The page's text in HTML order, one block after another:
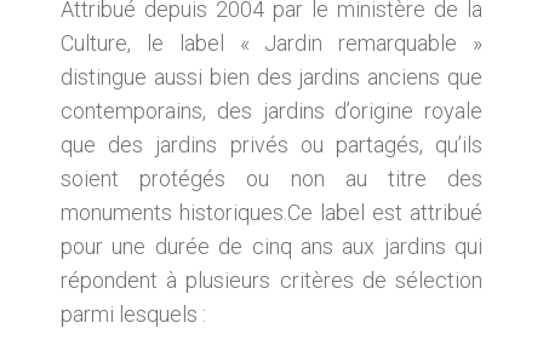
Attribué depuis 2004 par le ministère de la
Culture, le label « Jardin remarquable »
distingue aussi bien des jardins anciens que
contemporains, des jardins d’origine royale
que des jardins privés ou partagés, qu’ils
soient protégés ou non au titre des
monuments historiques.Ce label est attribué
pour une durée de cinq ans aux jardins qui
répondent à plusieurs critères de sélection
parmi lesquels :